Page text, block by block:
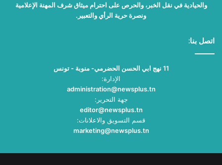
والحيادية في نقل الخبر، والحرص على احترام ميثاق شرف المهنة الإعلامية
ونصرة حرية الرأي والتعبير.
اتصل بنا:
11 نهج ابي الحسن الحضرمي- منوبة - تونس
الإدارة:
administration@newsplus.tn
جهة التحرير:
editor@newsplus.tn
قسم التسويق والاعلانات:
marketing@newsplus.tn